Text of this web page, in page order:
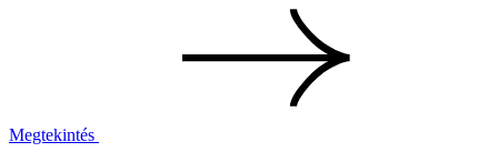
Megtekintés